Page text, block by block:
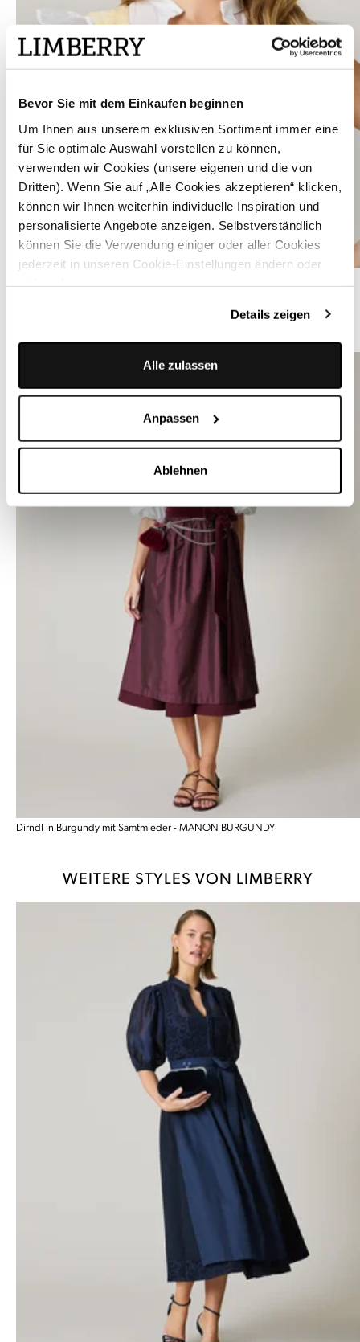
Bevor Sie mit dem Einkaufen beginnen
Um Ihnen aus unserem exklusiven Sortiment immer eine
für Sie optimale Auswahl vorstellen zu können,
verwenden wir Cookies (unsere eigenen und die von
Dritten). Wenn Sie auf „Alle Cookies akzeptieren“ klicken,
können wir Ihnen weiterhin individuelle Inspiration und
personalisierte Angebote anzeigen. Selbstverständlich
können Sie die Verwendung einiger oder aller Cookies
jederzeit in unseren Cookie-Einstellungen ändern oder
Details zeigen
Alle zulassen
Anpassen
Ablehnen
Dirndl in Burgundy mit Samtmieder - MANON BURGUNDY
WEITERE STYLES VON LIMBERRY